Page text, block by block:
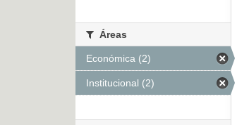
Áreas
Económica (2)
Institucional (2)